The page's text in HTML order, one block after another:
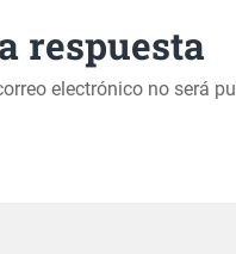
respuesta
electrónico no será